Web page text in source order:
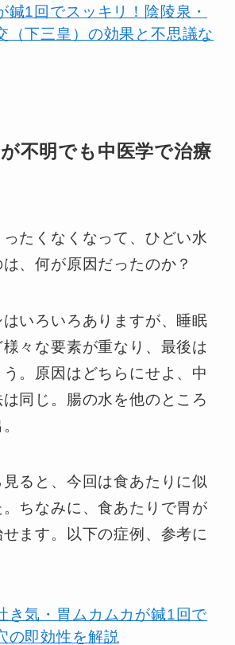
鍼1回でスッキリ！陰陵泉・
（下三皇）の効果と不思議な
不明でも中医学で治療
たくなくなって、ひどい水
、何が原因だったのか？
いろいろありますが、睡眠
々な要素が重なり、最後は
。原因はどちらにせよ、中
同じ。腸の水を他のところ
ると、今回は食あたりに似
ちなみに、食あたりで胃が
ます。以下の症例、参考に
き気・胃ムカムカが鍼1回で
の即効性を解説